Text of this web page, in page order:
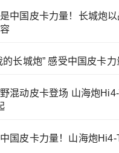
中国皮卡力量！长城炮
的长城炮” 感受中国皮卡力
混动皮卡登场 山海炮
国皮卡力量！山海炮Hi4-